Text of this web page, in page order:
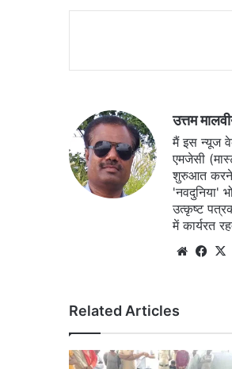
उत्तम
मैं इस न्यूज
एमजेसी
शुरुआत करने
'नवदुनिया'
उत्कृष्ट
में कार्यरत
Website
Related Articles